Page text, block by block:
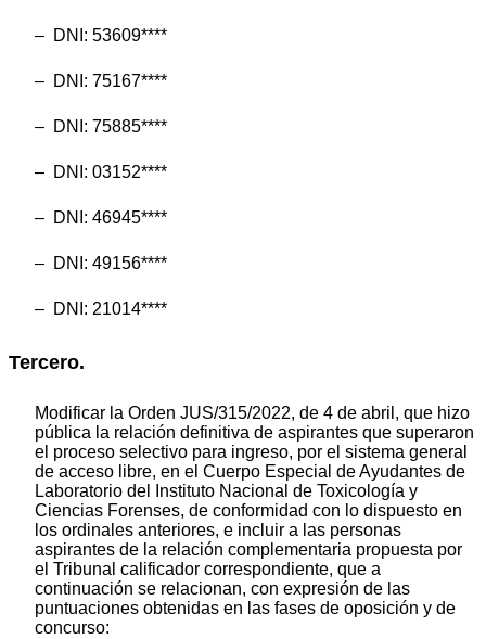
– DNI: 53609****
– DNI: 75167****
– DNI: 75885****
– DNI: 03152****
– DNI: 46945****
– DNI: 49156****
– DNI: 21014****
Tercero.
Modificar la Orden JUS/315/2022, de 4 de abril, que hizo
pública la relación definitiva de aspirantes que superaron
el proceso selectivo para ingreso, por el sistema general
de acceso libre, en el Cuerpo Especial de Ayudantes de
Laboratorio del Instituto Nacional de Toxicología y
Ciencias Forenses, de conformidad con lo dispuesto en
los ordinales anteriores, e incluir a las personas
aspirantes de la relación complementaria propuesta por
el Tribunal calificador correspondiente, que a
continuación se relacionan, con expresión de las
puntuaciones obtenidas en las fases de oposición y de
concurso: